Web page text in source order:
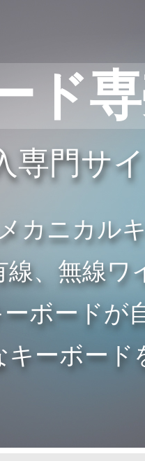
ド
専門サ
カニカル
、無線ワ
ボードが
ーボード